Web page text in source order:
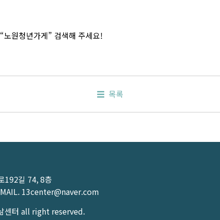
원청년가게” 검색해 주세요!
목록
192길 74, 8층
13center@naver.com
센터 all right reserved.